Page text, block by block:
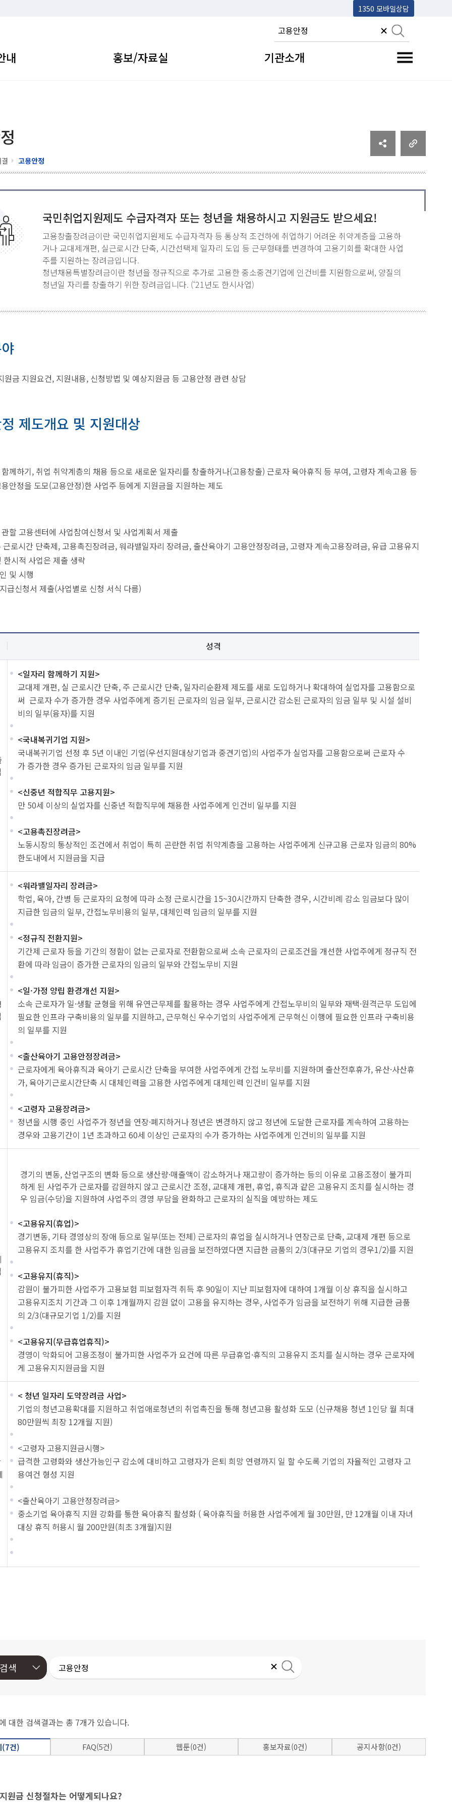
1350 모바일상담
내 홍보/자료실 기관소개 전체메뉴 토글
고용안정
국민취업지원제도 수급자격자 또는 청년을 채용하시고 지원금도 받으세요!
고용창출장려금이란 국민취업지원제도 수급자격자 등 통상적 조건하에 취업하기 어려운 취약계층을 고용하
거나 교대제개편, 실근로시간 단축, 시간선택제 일자리 도입 등 근무형태를 변경하여 고용기회를 확대한 사업
주를 지원하는 장려금입니다.
청년채용특별장려금이란 청년을 정규직으로 추가로 고용한 중소중견기업에 인건비를 지원함으로써, 양질의
청년일 자리를 창출하기 위한 장려금입니다. (‘21년도 한시사업)
원금 지원요건, 지원내용, 신청방법 및 예상지원금 등 고용안정 관련 상담
제도개요 및 지원대상
께하기, 취업 취약계층의 채용 등으로 새로운 일자리를 창출하거나(고용창출) 근로자 육아휴직 등 부여, 고령자 계속고용 등
안정을 도모(고용안정)한 사업주 등에게 지원금을 지원하는 제도
할 고용센터에 사업참여신청서 및 사업계획서 제출
근로시간 단축제, 고용촉진장려금, 워라밸일자리 장려금, 출산육아기 고용안정장려금, 고령자 계속고용장려금, 유급 고용유지
한시적 사업은 제출 생략
및 시행
급신청서 제출(사업별로 신청 서식 다름)
성격
<일자리 함께하기 지원>
교대제 개편, 실 근로시간 단축, 주 근로시간 단축, 일자리순환제 제도를 새로 도입하거나 확대하여 실업자를 고용함으로
써 근로자 수가 증가한 경우 사업주에게 증기된 근로자의 임금 일부, 근로시간 감소된 근로자의 임금 일부 및 시설 설비
비의 일부(융자)를 지원
<국내복귀기업 지원>
국내복귀기업 선정 후 5년 이내인 기업(우선지원대상기업과 중견기업)의 사업주가 실업자를 고용함으로써 근로자 수
가 증가한 경우 증가된 근로자의 임금 일부를 지원
<신중년 적합직무 고용지원>
만 50세 이상의 실업자를 신중년 적합직무에 채용한 사업주에게 인건비 일부를 지원
<고용촉진장려금>
노동시장의 통상적인 조건에서 취업이 특히 곤란한 취업 취약계층을 고용하는 사업주에게 신규고용 근로자 임금의 80%
한도내에서 지원금을 지급
<워라밸일자리 장려금>
학업, 육아, 간병 등 근로자의 요청에 따라 소정 근로시간을 15~30시간까지 단축한 경우, 시간비례 감소 임금보다 많이
지급한 임금의 일부, 간접노무비용의 일부, 대체인력 임금의 일부를 지원
<정규직 전환지원>
기간제 근로자 등을 기간의 정함이 없는 근로자로 전환함으로써 소속 근로자의 근로조건을 개선한 사업주에게 정규직 전
환에 따라 임금이 증가한 근로자의 임금의 일부와 간접노무비 지원
<일·가정 양립 환경개선 지원>
소속 근로자가 일·생활 균형을 위해 유연근무제를 활용하는 경우 사업주에게 간접노무비의 일부와 재택·원격근무 도입에
필요한 인프라 구축비용의 일부를 지원하고, 근무혁신 우수기업의 사업주에게 근무혁신 이행에 필요한 인프라 구축비용
의 일부를 지원
<출산육아기 고용안정장려금>
근로자에게 육아휴직과 육아기 근로시간 단축을 부여한 사업주에게 간접 노무비를 지원하며 출산전후휴가, 유산·사산휴
가, 육아기근로시간단축 시 대체인력을 고용한 사업주에게 대체인력 인건비 일부를 지원
<고령자 고용장려금>
정년을 시행 중인 사업주가 정년을 연장·폐지하거나 정년은 변경하지 않고 정년에 도달한 근로자를 계속하여 고용하는
경우와 고용기간이 1년 초과하고 60세 이상인 근로자의 수가 증가하는 사업주에게 인건비의 일부를 지원
경기의 변동, 산업구조의 변화 등으로 생산량·매출액이 감소하거나 재고량이 증가하는 등의 이유로 고용조정이 불가피
하게 된 사업주가 근로자를 감원하지 않고 근로시간 조정, 교대제 개편, 휴업, 휴직과 같은 고용유지 조치를 실시하는 경
우 임금(수당)을 지원하여 사업주의 경영 부담을 완화하고 근로자의 실직을 예방하는 제도
<고용유지(휴업)>
경기변동, 기타 경영상의 장애 등으로 일부(또는 전체) 근로자의 휴업을 실시하거나 연장근로 단축, 교대제 개편 등으로
고용유지 조치를 한 사업주가 휴업기간에 대한 임금을 보전하였다면 지급한 금품의 2/3(대규모 기업의 경우1/2)를 지원
<고용유지(휴직)>
감원이 불가피한 사업주가 고용보험 피보험자격 취득 후 90일이 지난 피보험자에 대하여 1개월 이상 휴직을 실시하고
고용유지조치 기간과 그 이후 1개월까지 감원 없이 고용을 유지하는 경우, 사업주가 임금을 보전하기 위해 지급한 금품
의 2/3(대규모기업 1/2)를 지원
<고용유지(무급휴업휴직)>
경영이 악화되어 고용조정이 불가피한 사업주가 요건에 따른 무급휴업·휴직의 고용유지 조치를 실시하는 경우 근로자에
게 고용유지지원금을 지원
< 청년 일자리 도약장려금 사업>
기업의 청년고용확대를 지원하고 취업애로청년의 취업촉진을 통해 청년고용 활성화 도모 (신규채용 청년 1인당 월 최대
80만원씩 최장 12개월 지원)
<고령자 고용지원금시행>
급격한 고령화와 생산가능인구 감소에 대비하고 고령자가 은퇴 희망 연령까지 일 할 수도록 기업의 자율적인 고령자 고
용여건 형성 지원
<출산육아기 고용안정장려금>
중소기업 육아휴직 지원 강화를 통한 육아휴직 활성화 ( 육아휴직을 허용한 사업주에게 월 30만원, 만 12개월 이내 자녀
대상 휴직 허용시 월 200만원(최초 3개월)지원
에 대한 검색결과는 총 7개가 있습니다.
(7건) FAQ(5건) 웹툰(0건) 홍보자료(0건) 공지사항(0건)
원금 신청절차는 어떻게되나요?